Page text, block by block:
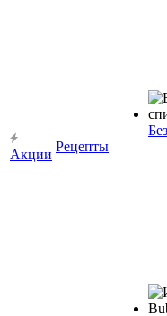
Акции
Рецепты